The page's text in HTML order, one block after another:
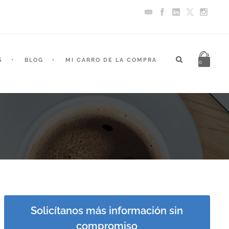
BLOG MI CARRO DE LA COMPRA 0
Solicítanos más información sin
compromiso